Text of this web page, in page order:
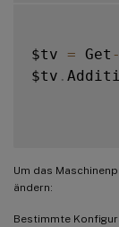
$tv = Get -
$tv .
Um das
ändern:
Bestimmte